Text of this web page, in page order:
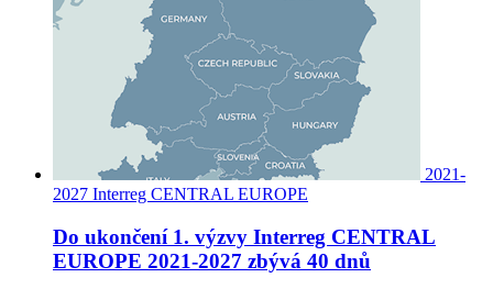
2021-
2027 Interreg CENTRAL EUROPE
Do ukončení 1. výzvy Interreg CENTRAL
EUROPE 2021-2027 zbývá 40 dnů